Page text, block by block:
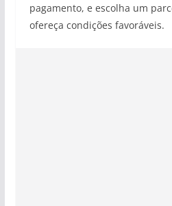
pagamento, e escolha um
ofereça condições favoráveis.